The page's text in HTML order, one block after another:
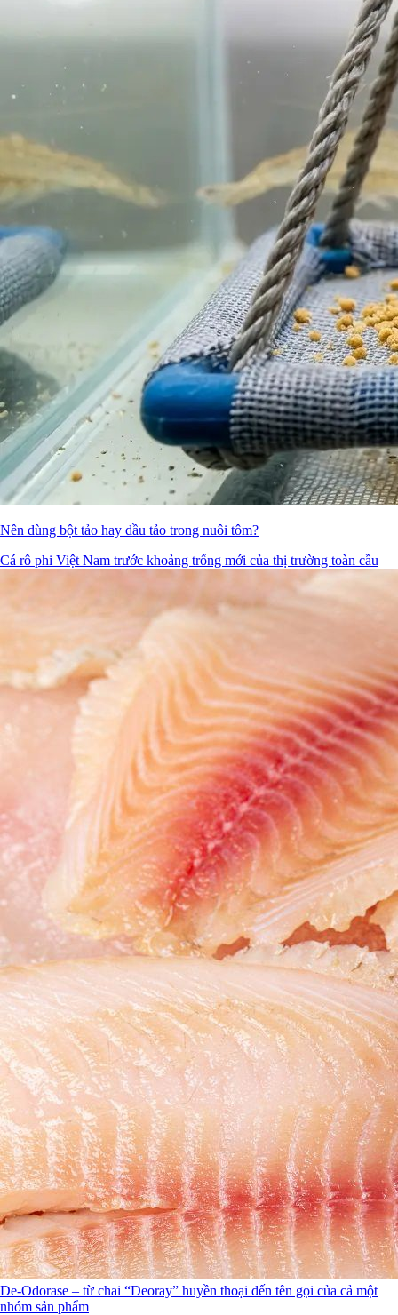
Nên dùng bột tảo hay dầu tảo trong nuôi tôm?
Cá rô phi Việt Nam trước khoảng trống mới của thị trường toàn cầu
De-Odorase – từ chai “Deoray” huyền thoại đến tên gọi của cả một
nhóm sản phẩm